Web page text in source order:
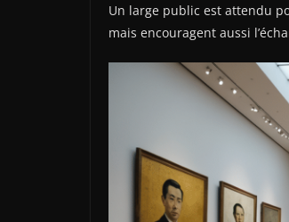
Un large public est attendu
mais encouragent aussi